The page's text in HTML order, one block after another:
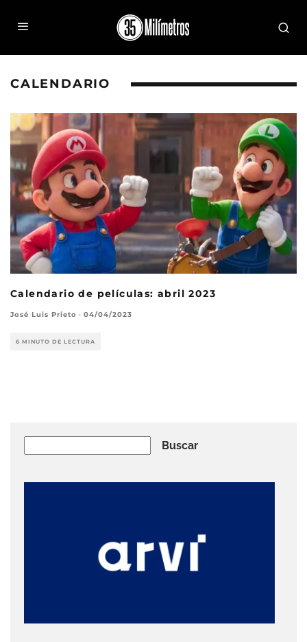
CALENDARIO
Calendario de películas: abril 2023
José Luis Prieto · 04/04/2023
6 MINUTO DE LECTURA
Buscar